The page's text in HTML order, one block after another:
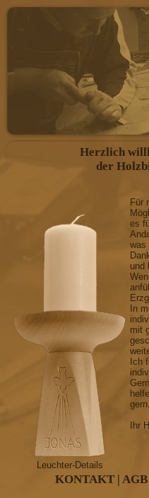
individuelle
Engel,
Figuren
mit oder
anderer Art
Wappen,
und
nach Ihren
SAKRALE
Kreuz,
Herzlich
der
Leuchter-Details
Für
es
was
und
In
mit
Ich
gern.
Ihr
KONTAKT | AGB